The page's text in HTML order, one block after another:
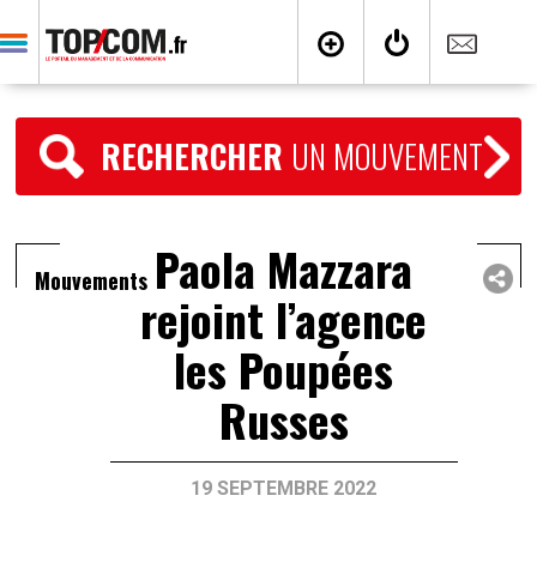
RECHERCHER UN MOUVEMENT
Mouvements Paola Mazzara
rejoint l’agence
les Poupées
Russes
19 SEPTEMBRE 2022